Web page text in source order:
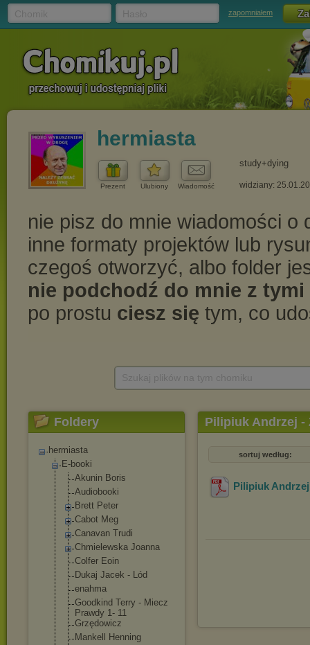
zapomniałem
hermiasta
Prezent Ulubiony Wiadomość
study+dying
widziany:
Foldery
hermiasta
E-booki
Akunin Boris
Audiobooki
Brett Peter
Cabot Meg
Canavan Trudi
Chmielewska Joanna
Colfer Eoin
Dukaj Jacek - Lód
enahma
Goodkind Terry - Miecz
Prawdy 1- 11
Grzędowicz
Mankell Henning
Pilipiuk Andrzej -
sortuj według:
Pilipiuk